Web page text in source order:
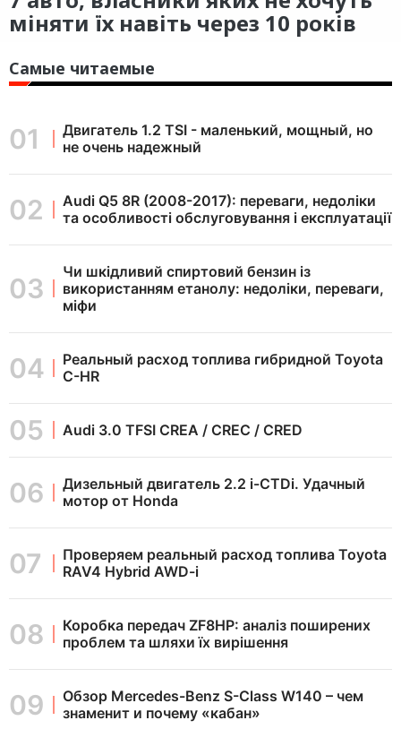
міняти їх навіть через 10 років
Самые читаемые
Двигатель 1.2 TSI - маленький, мощный, но
не очень надежный
Audi Q5 8R (2008-2017): переваги, недоліки
та особливості обслуговування і експлуатації
Чи шкідливий спиртовий бензин із
використанням етанолу: недоліки, переваги,
міфи
Реальный расход топлива гибридной Toyota
C-HR
Audi 3.0 TFSI CREA / CREC / CRED
Дизельный двигатель 2.2 i-CTDi. Удачный
мотор от Honda
Проверяем реальный расход топлива Toyota
RAV4 Hybrid AWD-i
Коробка передач ZF8HP: аналіз поширених
проблем та шляхи їх вирішення
Обзор Mercedes-Benz S-Class W140 – чем
знаменит и почему «кабан»